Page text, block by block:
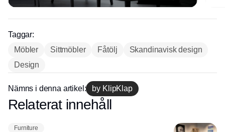
Taggar:
Möbler
Sittmöbler Fåtölj
Skandinavisk design
Design
Nämns i denna artikel: by KlipKlap
Annons
Relaterat innehåll
Furniture